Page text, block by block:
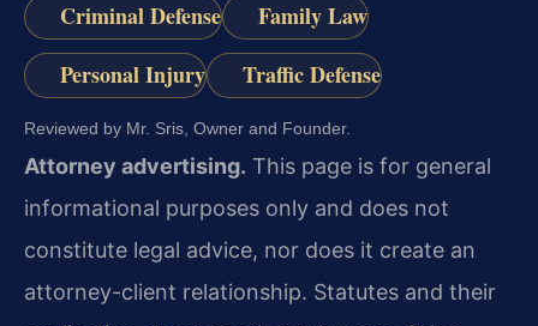
Criminal Defense
Family Law
Personal Injury
Traffic Defense
Reviewed by Mr. Sris, Owner and Founder.
Attorney advertising. This page is for general
informational purposes only and does not
constitute legal advice, nor does it create an
attorney-client relationship. Statutes and their